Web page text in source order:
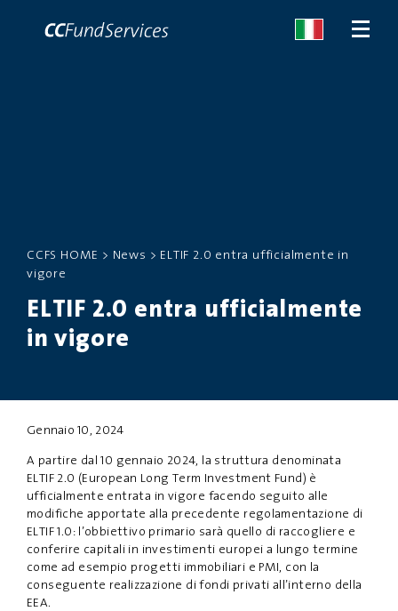
SERVIZI
NEWS
CCFS HOME > News > ELTIF 2.0 entra ufficialmente in
vigore
ELTIF 2.0 entra ufficialmente
in vigore
Gennaio 10, 2024
A partire dal 10 gennaio 2024, la struttura denominata
ELTIF 2.0 (European Long Term Investment Fund) è
ufficialmente entrata in vigore facendo seguito alle
modifiche apportate alla precedente regolamentazione di
ELTIF 1.0: l’obbiettivo primario sarà quello di raccogliere e
conferire capitali in investimenti europei a lungo termine
come ad esempio progetti immobiliari e PMI, con la
conseguente realizzazione di fondi privati all’interno della
EEA.